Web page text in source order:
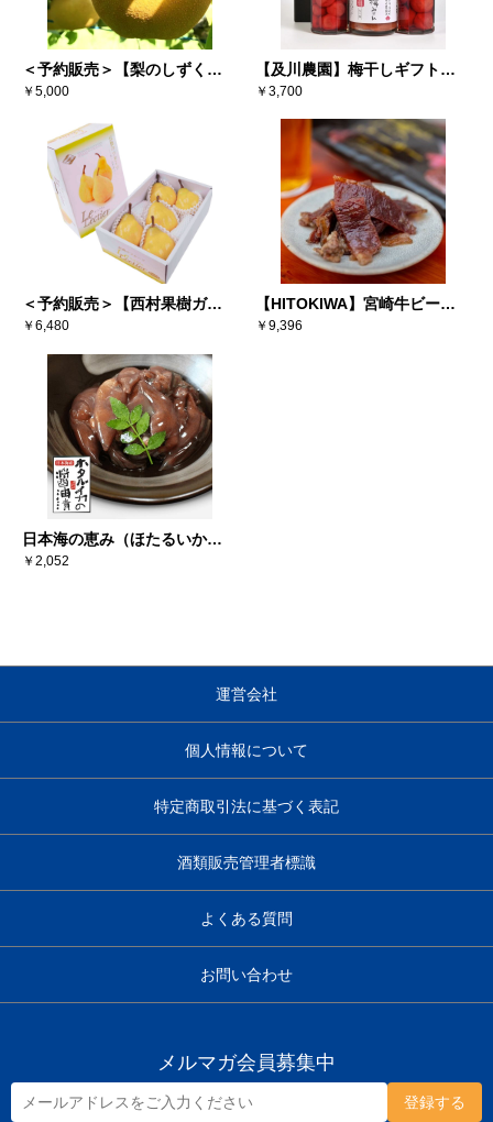
＜予約販売＞【梨のしずく】
彩玉 3キロ（5～6玉） ※送料
￥5,000
【及川農園】梅干しギフトセ
ット
￥3,700
＜予約販売＞【西村果樹ガー
デン】西洋梨ル・レクチェ
2kg（5-7個）※送料込み
￥6,480
【HITOKIWA】宮崎牛ビーフ
ジャーキー（10個セット）
￥9,396
日本海の恵み（ほたるいか醤
油漬×6）
￥2,052
運営会社
個人情報について
特定商取引法に基づく表記
酒類販売管理者標識
よくある質問
お問い合わせ
メルマガ会員募集中